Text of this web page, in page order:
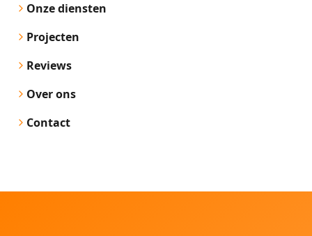
Onze diensten
Projecten
Reviews
Over ons
Contact